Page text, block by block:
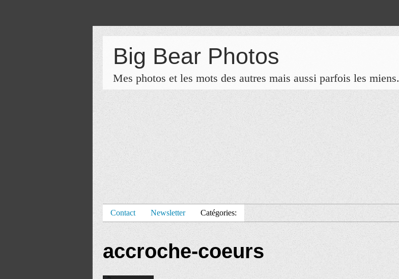
Big Bear Photos
Mes photos et les mots des autres mais aussi parfois les miens.
Contact Newsletter Catégories:
accroche-coeurs